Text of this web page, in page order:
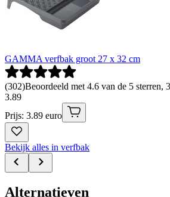
GAMMA verfbak groot 27 x 32 cm
(302)Beoordeeld met 4.6 van de 5 sterren,
3.89
Prijs: 3.89 euro
Bekijk alles in verfbak
Alternatieven